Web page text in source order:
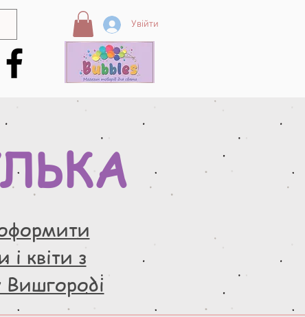
Увійти
і квіти з